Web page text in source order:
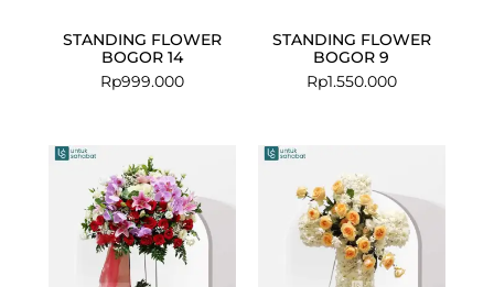
STANDING FLOWER
BOGOR 14
Rp999.000
STANDING FLOWER
BOGOR 9
Rp1.550.000